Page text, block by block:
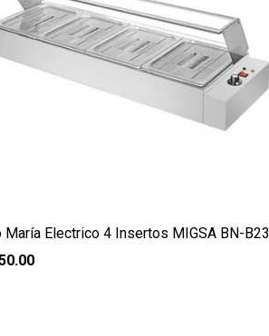
María Electrico 4 Insertos MIGSA BN-B23